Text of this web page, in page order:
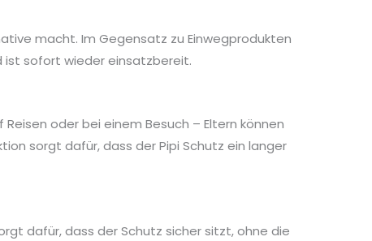
macht. Im Gegensatz zu Einwegprodukten
ist sofort wieder einsatzbereit.
oder bei einem Besuch – Eltern können
sorgt dafür, dass der Pipi Schutz ein langer
dafür, dass der Schutz sicher sitzt, ohne die